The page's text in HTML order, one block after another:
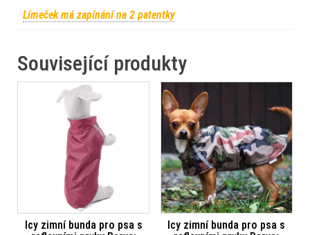
Límeček má zapínání na 2 patentky
Související produkty
Icy zimní bunda pro psa s
Icy zimní bunda pro psa s